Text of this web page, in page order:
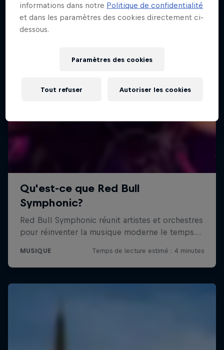
informations dans notre Politique de confidentialité
et dans les paramètres des cookies directement ci-
dessous.
Paramètres des cookies
Tout refuser Autoriser les cookies